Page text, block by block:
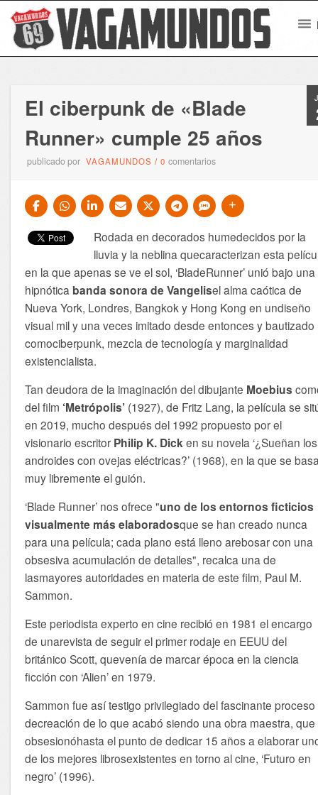
El ciberpunk de «Blade
Runner» cumple 25 años
publicado por VAGAMUNDOS /0comentarios
Rodada en decorados humedecidos por la
lluvia y la neblina quecaracterizan esta
en la que apenas se ve el sol, ‘BladeRunner’ unió bajo una
hipnótica banda sonora de Vangelisel alma caótica de
Nueva York, Londres, Bangkok y Hong Kong en undiseño
visual mil y una veces imitado desde entonces y bautizado
comociberpunk, mezcla de tecnología y marginalidad
existencialista.
Tan deudora de la imaginación del dibujante Moebius
del film ‘Metrópolis’ (1927), de Fritz Lang, la película se
en 2019, mucho después del 1992 propuesto por el
visionario escritor Philip K. Dick en su novela ‘¿Sueñan los
androides con ovejas eléctricas?’ (1968), en la que se
muy libremente el guión.
‘Blade Runner’ nos ofrece "uno de los entornos ficticios
visualmente más elaboradosque se han creado nunca
para una película; cada plano está lleno arebosar con una
obsesiva acumulación de detalles", recalca una de
lasmayores autoridades en materia de este film, Paul M.
Sammon.
Este periodista experto en cine recibió en 1981 el encargo
de unarevista de seguir el primer rodaje en EEUU del
británico Scott, quevenía de marcar época en la ciencia
ficción con ‘Alien’ en 1979.
Sammon fue así testigo privilegiado del fascinante proceso
decreación de lo que acabó siendo una obra maestra, que
obsesionóhasta el punto de dedicar 15 años a elaborar
de los mejores librosexistentes en torno al cine, ‘Futuro en
negro’ (1996).